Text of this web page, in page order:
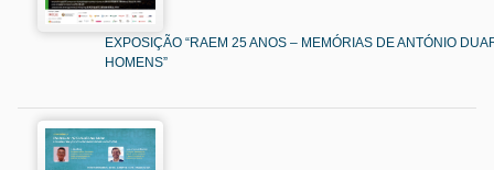
EXPOSIÇÃO “RAEM 25 ANOS – MEMÓRIAS DE ANTÓNIO
HOMENS”